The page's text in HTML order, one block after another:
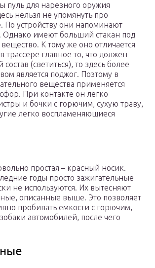
пуль для нарезного оружия
нельзя не упомянуть про
По устройству они напоминают
Однако имеют больший стакан под
К тому же оно отличается
трассере главное то, что должен
(светиться), то здесь более
является поджог. Поэтому в
вещества применяется
При контакте он легко
и бочки с горючим, сухую траву,
легко воспламеняющиеся
простая – красный носик.
годы просто зажигательные
не используются. Их вытесняют
описанные выше. Это позволяет
пробивать емкости с горючим,
автомобилей, после чего